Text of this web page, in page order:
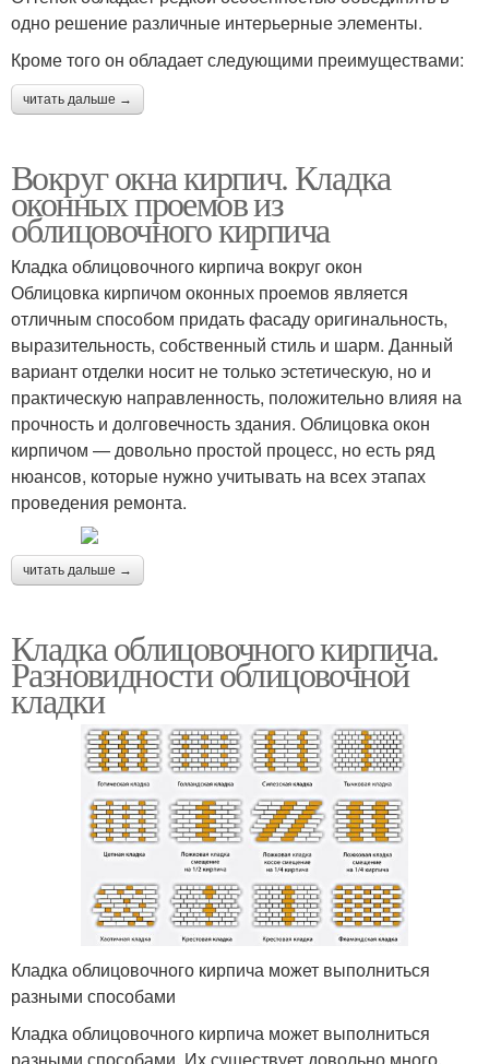
одно решение различные интерьерные элементы.
Кроме того он обладает следующими преимуществами:
читать дальше →
Вокруг окна кирпич. Кладка
оконных проемов из
облицовочного кирпича
Кладка облицовочного кирпича вокруг окон
Облицовка кирпичом оконных проемов является
отличным способом придать фасаду оригинальность,
выразительность, собственный стиль и шарм. Данный
вариант отделки носит не только эстетическую, но и
практическую направленность, положительно влияя на
прочность и долговечность здания. Облицовка окон
кирпичом — довольно простой процесс, но есть ряд
нюансов, которые нужно учитывать на всех этапах
проведения ремонта.
читать дальше →
Кладка облицовочного кирпича.
Разновидности облицовочной
кладки
Кладка облицовочного кирпича может выполниться
разными способами
Кладка облицовочного кирпича может выполниться